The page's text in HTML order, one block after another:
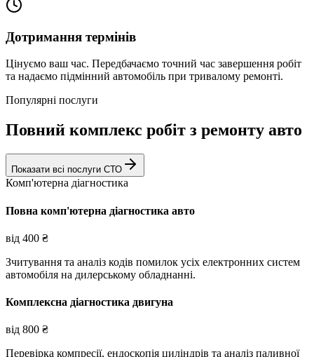
Дотримання термінів
Цінуємо ваш час. Передбачаємо точний час завершення робіт
та надаємо підмінний автомобіль при тривалому ремонті.
Популярні послуги
Повний комплекс робіт з ремонту авто
Показати всі послуги СТО
Комп'ютерна діагностика
Повна комп'ютерна діагностика авто
від 400 ₴
Зчитування та аналіз кодів помилок усіх електронних систем
автомобіля на дилерському обладнанні.
Комплексна діагностика двигуна
від 800 ₴
Перевірка компресії, ендоскопія циліндрів та аналіз паливної